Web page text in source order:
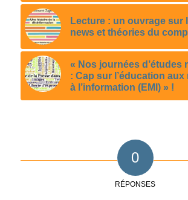
Lecture : un ouvrage sur
news et théories du
« Nos journées d’études
: Cap sur l’éducation aux
à l’information (EMI) » !
0
RÉPONSES